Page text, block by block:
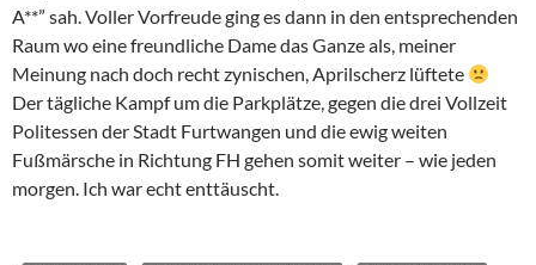
A**” sah. Voller Vorfreude ging es dann in den entsprechenden
Raum wo eine freundliche Dame das Ganze als, meiner
Meinung nach doch recht zynischen, Aprilscherz lüftete
Der tägliche Kampf um die Parkplätze, gegen die drei Vollzeit
Politessen der Stadt Furtwangen und die ewig weiten
Fußmärsche in Richtung FH gehen somit weiter – wie jeden
morgen. Ich war echt enttäuscht.